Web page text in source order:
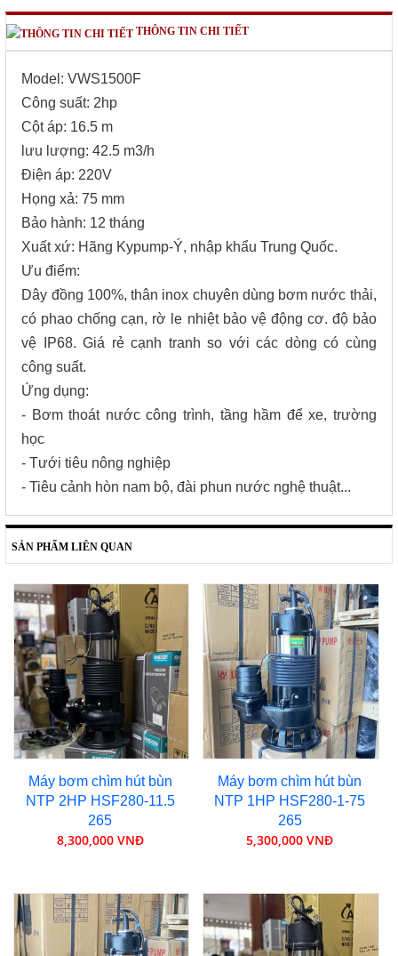
THÔNG TIN CHI TIẾT
Model: VWS1500F
Công suất: 2hp
Cột áp: 16.5 m
lưu lượng: 42.5 m3/h
Điện áp: 220V
Họng xả: 75 mm
Bảo hành: 12 tháng
Xuất xứ: Hãng Kypump-Ý, nhập khẩu Trung Quốc.
Ưu điểm:
Dây đồng 100%, thân inox chuyên dùng bơm nước thải,
có phao chống cạn, rờ le nhiệt bảo vệ động cơ. độ bảo
vệ IP68. Giá rẻ cạnh tranh so với các dòng có cùng
công suất.
Ứng dụng:
- Bơm thoát nước công trình, tầng hầm để xe, trường
học
- Tưới tiêu nông nghiệp
- Tiêu cảnh hòn nam bộ, đài phun nước nghệ thuật...
SẢN PHẨM LIÊN QUAN
Máy bơm chìm hút bùn
NTP 2HP HSF280-11.5
265
8,300,000 VNĐ
Máy bơm chìm hút bùn
NTP 1HP HSF280-1-75
265
5,300,000 VNĐ